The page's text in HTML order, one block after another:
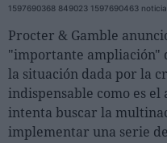
Moda y Lujo
Lanzamientos
Cosmética
Proveedores
Estética
1597690368 849023 1597690463
Procter & Gamble
"importante ampliación"
la situación dada por la
indispensable como es el
intenta buscar la
implementar una serie